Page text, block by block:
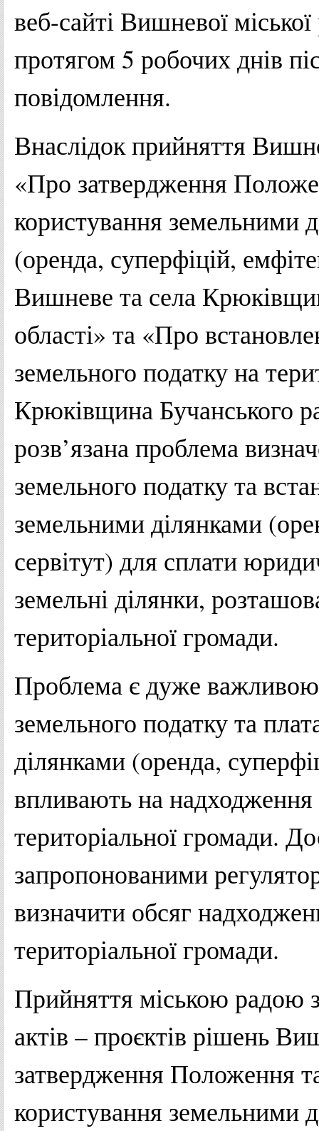
веб-сайті Вишневої
протягом 5 робочих днів
повідомлення.
Внаслідок прийняття
«Про затвердження
користування земельними
(оренда, суперфіцій,
Вишневе та села
області» та «Про
земельного податку на
Крюківщина Бучанського
розв’язана проблема
земельного податку та
земельними ділянками
сервітут) для сплати
земельні ділянки,
територіальної громади.
Проблема є дуже
земельного податку та
ділянками (оренда,
впливають на
територіальної громади.
запропонованими
визначити обсяг
територіальної громади.
Прийняття міською радою
актів – проєктів рішень
затвердження Положення
користування земельними